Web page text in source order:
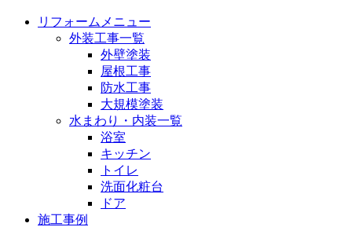
リフォームメニュー
外装工事一覧
外壁塗装
屋根工事
防水工事
大規模塗装
水まわり・内装一覧
浴室
キッチン
トイレ
洗面化粧台
ドア
施工事例